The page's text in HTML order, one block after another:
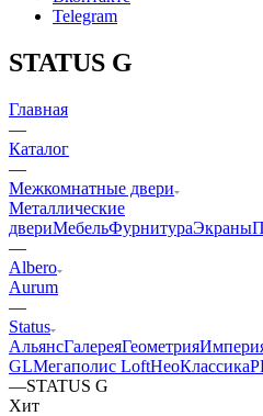
Telegram
STATUS G
Главная
—
Каталог
—
Межкомнатные двери
Металлические
двериМебельФурнитураЭкраны
—
Albero
Aurum
—
Status
АльянсГалереяГеометрия
GLМегаполис Loft
—STATUS G
Хит